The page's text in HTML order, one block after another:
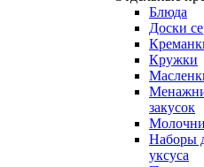
Блюда
Доски
Кружки
закусок
Наборы
уксуса